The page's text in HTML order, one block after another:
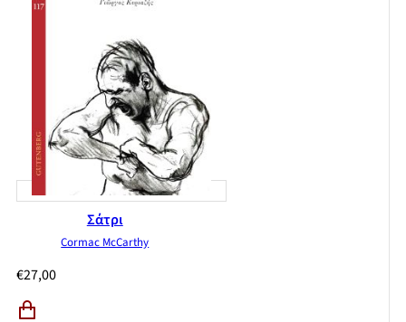
Σάτρι
Cormac McCarthy
€27,00